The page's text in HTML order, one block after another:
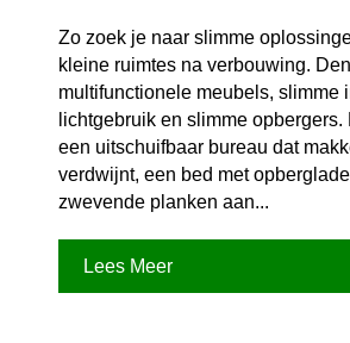
Zo zoek je naar slimme
kleine ruimtes na verbouwing.​
multifunctionele meubels, slimme
lichtgebruik en slimme opbergers.​
een uitschuifbaar bureau dat
verdwijnt, een bed met
zwevende planken aan...
Lees Meer